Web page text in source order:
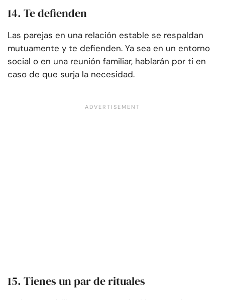
14. Te defienden
Las parejas en una relación estable se respaldan
mutuamente y te defienden. Ya sea en un entorno
social o en una reunión familiar, hablarán por ti en
caso de que surja la necesidad.
15. Tienes un par de rituales